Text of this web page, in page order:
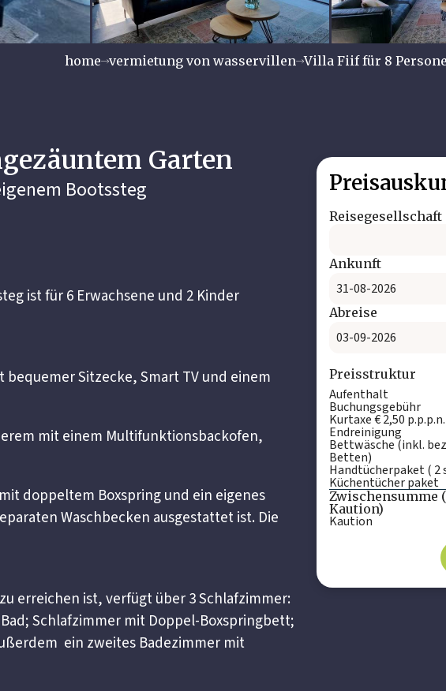
home vermietung von wasservillen Villa Fiif für 8
Garten
Bootssteg
ist für 6 Erwachsene und 2 Kinder
Sitzecke, Smart TV und einem
mit einem Multifunktionsbackofen,
doppeltem Boxspring und ein eigenes
Waschbecken ausgestattet ist. Die
erreichen ist, verfügt über 3 Schlafzimmer:
Schlafzimmer mit Doppel-Boxspringbett;
ein zweites Badezimmer mit
Reisegesellschaft
Ankunft
Abreise
Preisstruktur
Aufenthalt
Buchungsgebühr
Kurtaxe € 2,50 p.p.p.n.
Endreinigung
Bettwäsche (inkl.
Betten)
Handtücherpaket ( 2
Küchentücher paket
Zwischensumme
Kaution)
Kaution